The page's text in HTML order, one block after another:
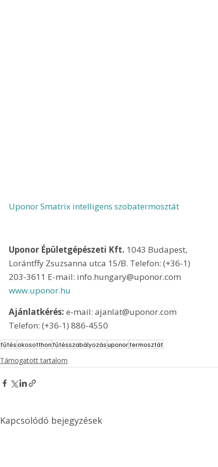
Uponor Smatrix intelligens szobatermosztát
Uponor Épületgépészeti Kft. 1043 Budapest,
Lorántffy Zsuzsanna utca 15/B. Telefon: (+36-1)
203-3611 E-mail: info.hungary@uponor.com
www.uponor.hu
Ajánlatkérés: e-mail: ajanlat@uponor.com
Telefon: (+36-1) 886-4550
fűtésokosotthonfűtésszabályozásuponortermosztát
Támogatott tartalom
Kapcsolódó bejegyzések